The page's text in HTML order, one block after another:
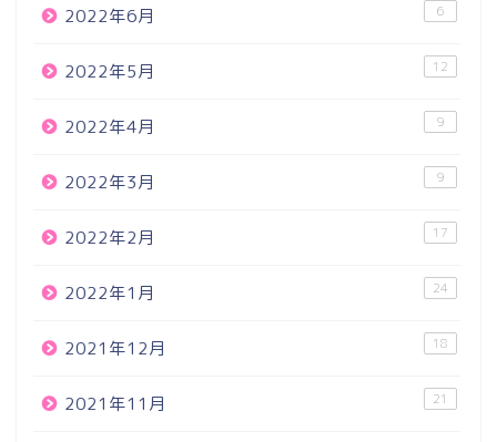
2022年6月 6
2022年5月 12
2022年4月 9
2022年3月 9
2022年2月 17
2022年1月 24
2021年12月 18
2021年11月 21